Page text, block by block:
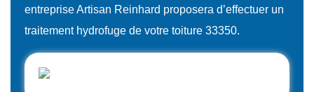
entreprise Artisan Reinhard proposera d’effectuer un
traitement hydrofuge de votre toiture 33350.